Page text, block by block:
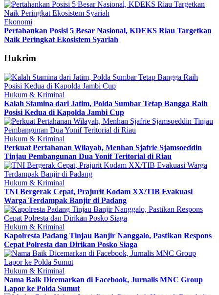
Ekonomi
Pertahankan Posisi 5 Besar Nasional, KDEKS Riau Targetkan
Naik Peringkat Ekosistem Syariah
Hukrim
Hukum & Kriminal
Kalah Stamina dari Jatim, Polda Sumbar Tetap Bangga Raih
Posisi Kedua di Kapolda Jambi Cup
Hukum & Kriminal
Perkuat Pertahanan Wilayah, Menhan Sjafrie Sjamsoeddin
Tinjau Pembangunan Dua Yonif Teritorial di Riau
Hukum & Kriminal
TNI Bergerak Cepat, Prajurit Kodam XX/TIB Evakuasi
Warga Terdampak Banjir di Padang
Hukum & Kriminal
Kapolresta Padang Tinjau Banjir Nanggalo, Pastikan Respons
Cepat Polresta dan Dirikan Posko Siaga
Hukum & Kriminal
Nama Baik Dicemarkan di Facebook, Jurnalis MNC Group
Lapor ke Polda Sumut